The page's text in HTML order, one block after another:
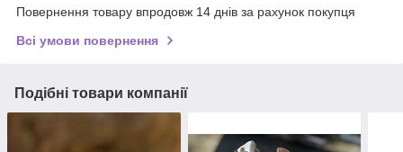
Повернення товару впродовж 14 днів за рахунок покупця
Всі умови повернення
Подібні товари компанії